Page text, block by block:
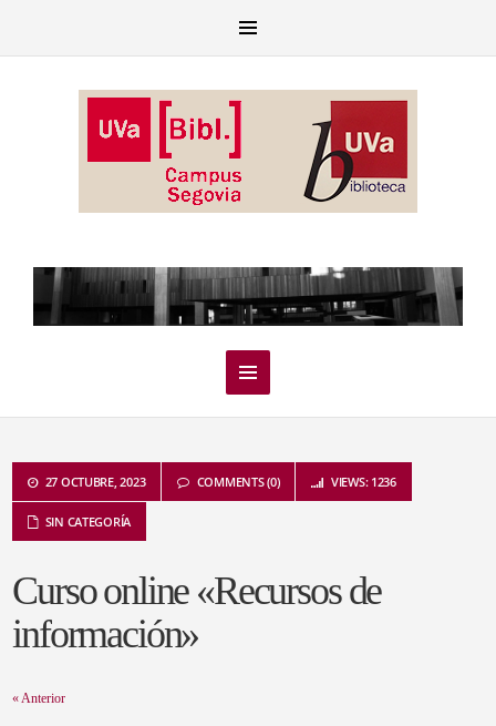
27 OCTUBRE, 2023 COMMENTS (0) VIEWS: 1236
SIN CATEGORÍA
Curso online «Recursos de
información»
« Anterior